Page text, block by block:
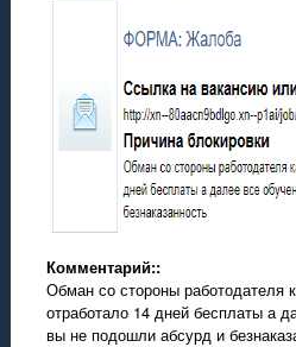
Комментарий::
Обман со стороны
отработало 14 дней бесплаты а
вы не подошли абсурд и